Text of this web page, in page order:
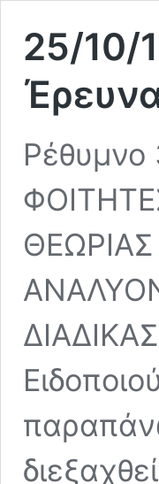
25/10/